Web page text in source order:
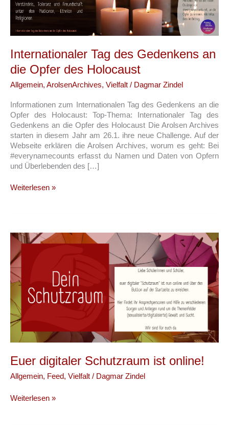
Internationaler Tag des Gedenkens an
die Opfer des Holocaust
Allgemein, ArolsenArchives, Vielfalt / Dagmar Zindel
Informationen zum Internationalen Tag des Gedenkens an die
Opfer des Holocaust: Top-Thema: Internationaler Tag des
Gedenkens an die Opfer des Holocaust Die Arolsen Archives
starten in diesem Jahr am 26.1. ihre neue Challenge. Auf der
Webseite erklären die Arolsen Archives, worum es geht: Bei
#everynamecounts erfasst du Namen und Daten von Opfern
und Überlebenden des […]
Internationaler
die
Opfer
des
Holocaust
Weiterlesen »
Euer digitaler Schutzraum ist online!
Allgemein, Feed, Vielfalt / Dagmar Zindel
Euer
Weiterlesen »